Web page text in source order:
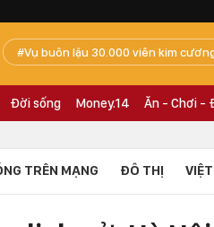
Vụ buôn lậu 30.000 viên kim
Đời sống Money.14 Ăn - Chơi -
TRÊN MẠNG ĐÔ THỊ